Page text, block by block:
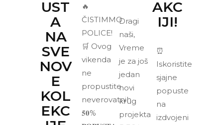
UST
A
NA
SVE
NOV
E
KOL
EKC
🔥
ČISTIMMO
POLICE!
🛒 Ovog
vikenda
ne
propustite
neverovatnih
𝟓𝟎%
Dragi
naši,
Vreme
je za još
jedan
novi
krug
projekta
AKC
IJI!
⏰
Iskoristite
sjajne
popuste
na
izdvojeni